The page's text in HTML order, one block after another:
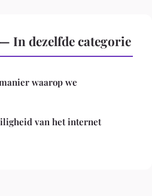
In dezelfde categorie
waarop we
van het internet